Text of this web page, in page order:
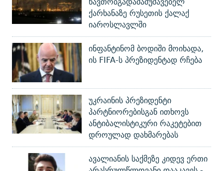
ქარხანაზე რუსეთის ქალაქ
იაროსლავლში
ინფანტინომ ბოდიში მოიხადა,
ის FIFA-ს პრეზიდენტად რჩება
უკრაინის პრეზიდენტი
პარტნიორებისგან ითხოვს
ანტიბალისტიკური რაკეტებით
დროულად დახმარებას
ავალიანის საქმეზე კიდევ ერთი